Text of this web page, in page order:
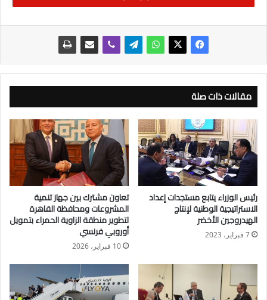
مقالات ذات صلة
رئيس الوزراء يتابع مستجدات إعداد
الاستراتيجية الوطنية لإنتاج
الهيدروجين الأخضر
7 فبراير، 2023
تعاون مشترك بين جهاز تنمية
المشروعات ومحافظة القاهرة
لتطوير منطقة الزاوية الحمراء بتمويل
أوروبي فرنسي
10 فبراير، 2026